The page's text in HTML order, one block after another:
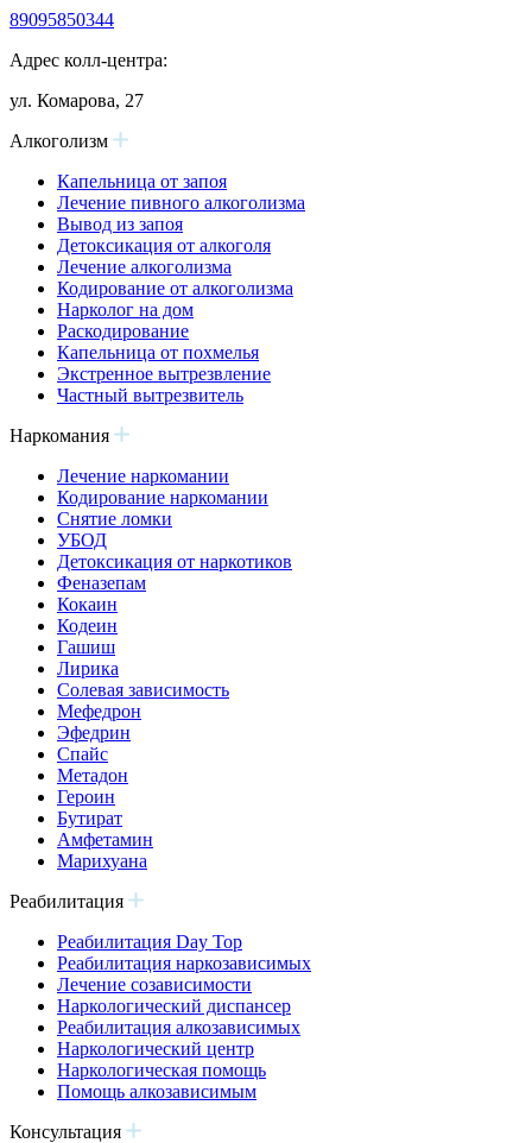
89095850344
Адрес колл-центра:
ул. Комарова, 27
Алкоголизм
Капельница от запоя
Лечение пивного алкоголизма
Вывод из запоя
Детоксикация от алкоголя
Лечение алкоголизма
Кодирование от алкоголизма
Нарколог на дом
Раскодирование
Капельница от похмелья
Экстренное вытрезвление
Частный вытрезвитель
Наркомания
Лечение наркомании
Кодирование наркомании
Снятие ломки
УБОД
Детоксикация от наркотиков
Феназепам
Кокаин
Кодеин
Гашиш
Лирика
Солевая зависимость
Мефедрон
Эфедрин
Спайс
Метадон
Героин
Бутират
Амфетамин
Марихуана
Реабилитация
Реабилитация Day Top
Реабилитация наркозависимых
Лечение созависимости
Наркологический диспансер
Реабилитация алкозависимых
Наркологический центр
Наркологическая помощь
Помощь алкозависимым
Консультация